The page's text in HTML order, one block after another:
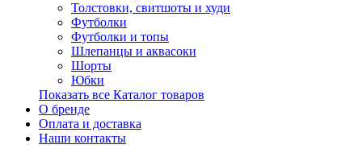
Толстовки, свитшоты и худи
Футболки
Футболки и топы
Шлепанцы и аквасоки
Шорты
Юбки
Показать все Каталог товаров
О бренде
Оплата и доставка
Наши контакты